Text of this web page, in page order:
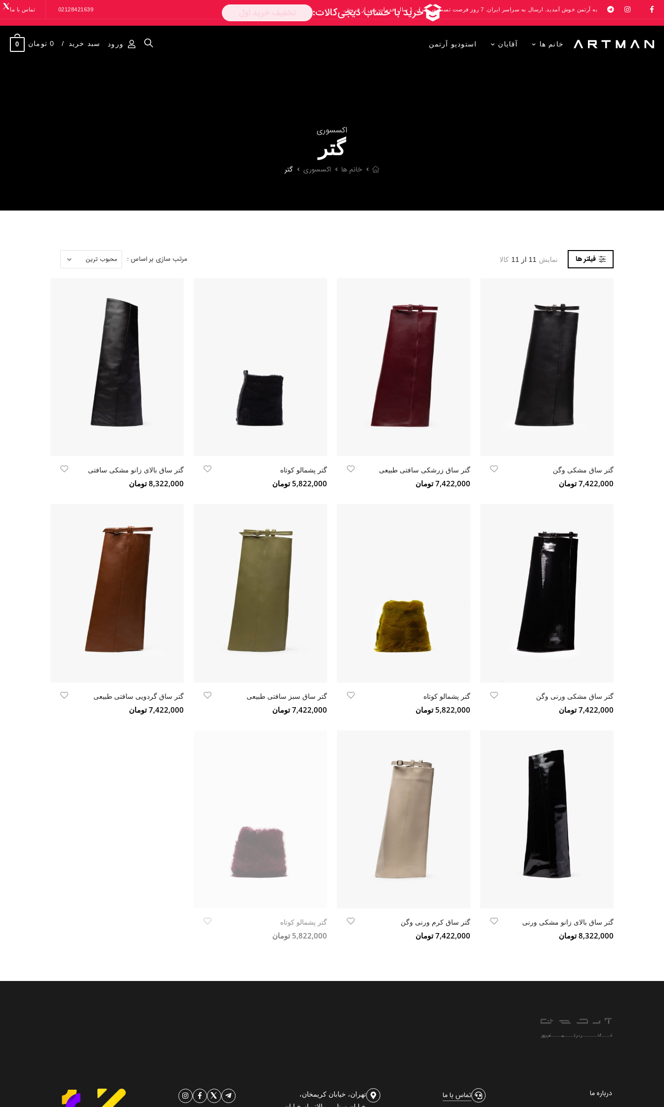
به آرتمن خوش آمدید. ارسال به سراسر ایران. 7 روز فرصت تست در منزل. 1 سال خدمات پس از فروش. 02128421639 تماس با ما
خانم ها آقایان استودیو آرتمن ورود سبد خرید 0 تومان 0
اکسسوری
گتر
خانم ها اکسسوری گتر
فیلتر ها نمایش 11 از 11 کالا مرتب سازی بر اساس :
گتر ساق مشکی وگن
7,422,000 تومان
گتر ساق زرشکی سافتی طبیعی
7,422,000 تومان
گتر پشمالو کوتاه
5,822,000 تومان
گتر ساق بالای زانو مشکی سافتی
8,322,000 تومان
گتر ساق مشکی ورنی وگن
7,422,000 تومان
گتر پشمالو کوتاه
5,822,000 تومان
گتر ساق سبز سافتی طبیعی
7,422,000 تومان
گتر ساق گردویی سافتی طبیعی
7,422,000 تومان
گتر ساق بالای زانو مشکی ورنی
8,322,000 تومان
گتر ساق کرم ورنی وگن
7,422,000 تومان
گتر پشمالو کوتاه
5,822,000 تومان
درباره ما
تماس با ما
تهران، خیابان کریمخان،